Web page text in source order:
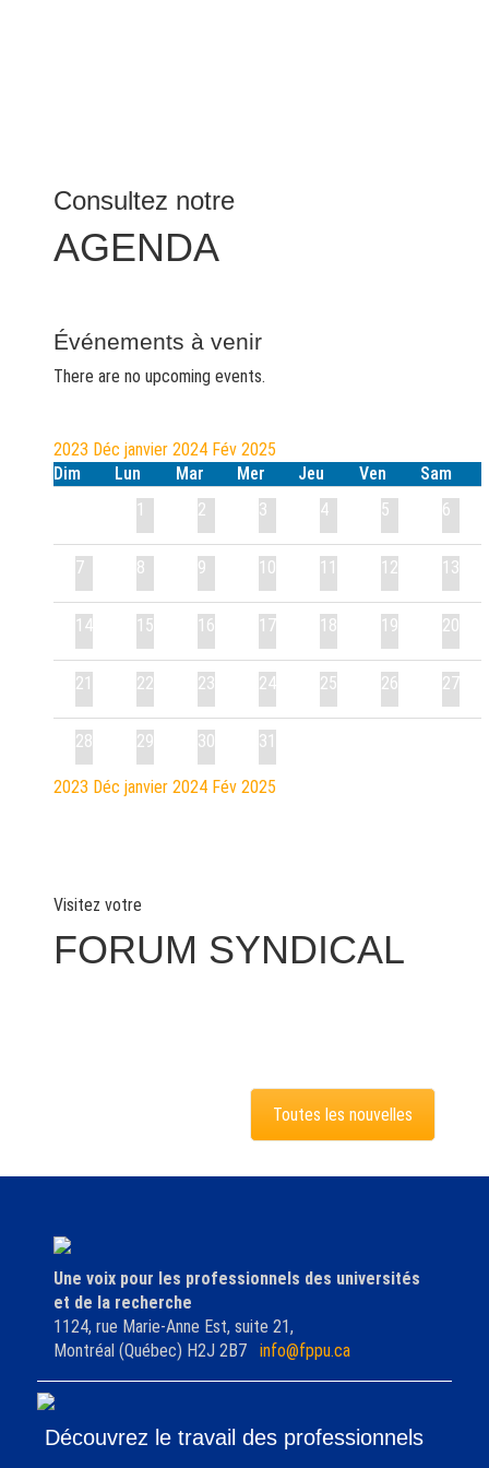
Consultez notre
AGENDA
Événements à venir
There are no upcoming events.
2023 Déc janvier 2024 Fév 2025
Dim
Lun Mar Mer Jeu Ven
Sam
1
2 3 4 5 6
7 8 9 10 11 12 13
14 15 16 17 18 19 20
21 22 23 24 25 26 27
28 29 30 31
2023 Déc janvier 2024 Fév 2025
Visitez votre
FORUM SYNDICAL
Toutes les nouvelles
Une voix pour les professionnels des universités
et de la recherche
1124, rue Marie-Anne Est, suite 21,
Montréal (Québec) H2J 2B7 info@fppu.ca
Découvrez le travail des professionnels